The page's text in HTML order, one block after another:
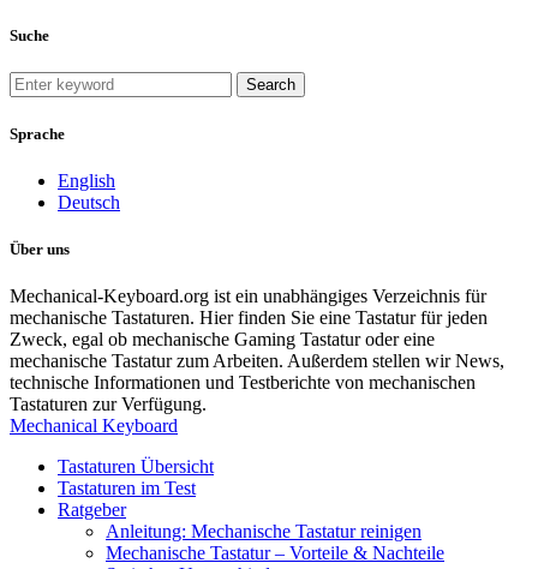
Suche
Search
Sprache
English
Deutsch
Über uns
Mechanical-Keyboard.org ist ein unabhängiges Verzeichnis für
mechanische Tastaturen. Hier finden Sie eine Tastatur für jeden
Zweck, egal ob mechanische Gaming Tastatur oder eine
mechanische Tastatur zum Arbeiten. Außerdem stellen wir News,
technische Informationen und Testberichte von mechanischen
Tastaturen zur Verfügung.
Mechanical Keyboard
Tastaturen Übersicht
Tastaturen im Test
Ratgeber
Anleitung: Mechanische Tastatur reinigen
Mechanische Tastatur – Vorteile & Nachteile